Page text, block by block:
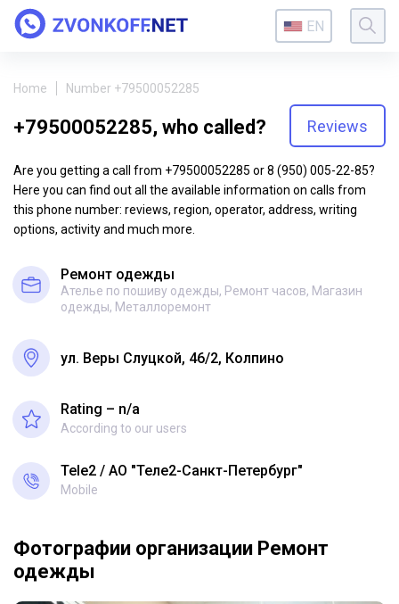
EN
Home Number +79500052285
+79500052285, who called? Reviews
Are you getting a call from +79500052285 or 8 (950) 005-22-85?
Here you can find out all the available information on calls from
this phone number: reviews, region, operator, address, writing
options, activity and much more.
Ремонт одежды
Ателье по пошиву одежды, Ремонт часов, Магазин
одежды, Металлоремонт
ул. Веры Слуцкой, 46/2, Колпино
Rating – n/a
According to our users
Tele2 АО "Теле2-Санкт-Петербург"
Mobile
Фотографии организации Ремонт
одежды